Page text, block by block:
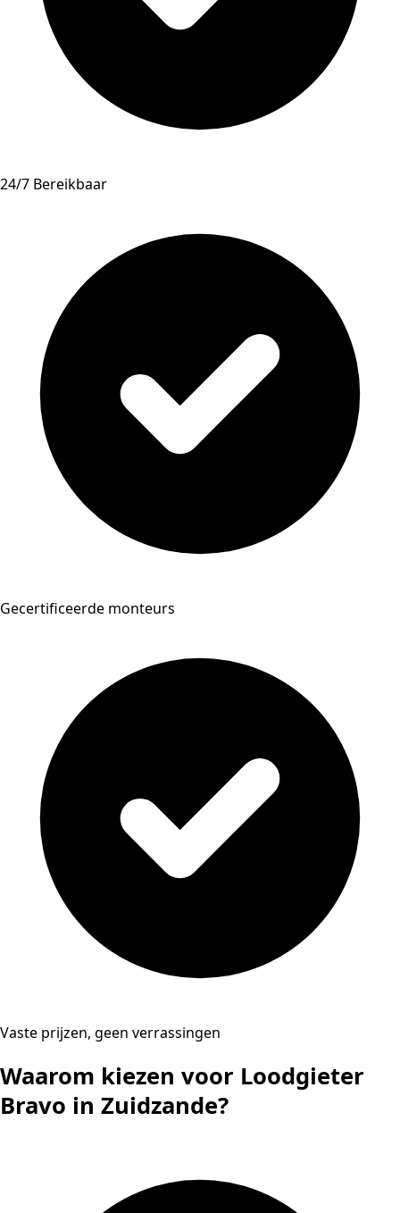
24/7 Bereikbaar
Gecertificeerde monteurs
Vaste prijzen, geen verrassingen
Waarom kiezen voor Loodgieter
Bravo in Zuidzande?